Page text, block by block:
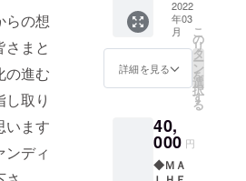
らの想
さまと
の進む
取り
います
ディ
店内壁
面への
お名前
の掲載
※店内壁
につき
まして
は、店
舗を営
用・女
性用を
お選び
くださ
い。 ◆
ナルス
テッ
２枚
画像は
イメー
ジで
す。 ◆
ＭＡＬ
ＨＥ
ダーメ
イドブ
レス
レット
2022
年03
月
詳細を見る
こ
の
リ
タ
ー
ン
を
選
択
す
る
40,
000 円
◆ＭＡ